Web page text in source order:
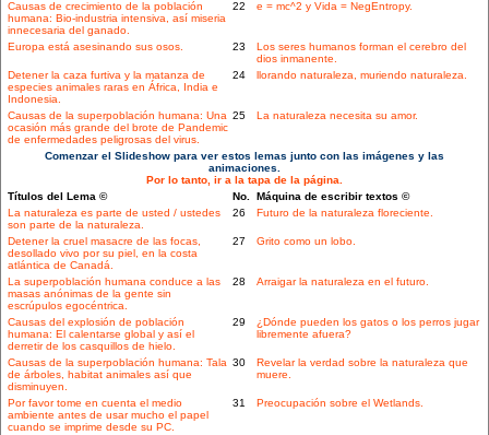
Causas de crecimiento de la población
humana: Bio-industria intensiva, así miseria
innecesaria del ganado.
22 e = mc^2 y Vida = NegEntropy.
Europa está asesinando sus osos. 23
Los seres humanos forman el cerebro del
dios inmanente.
Detener la caza furtiva y la matanza de
especies animales raras en África, India e
Indonesia.
24 llorando naturaleza, muriendo naturaleza.
Causas de la superpoblación humana: Una
ocasión más grande del brote de Pandemic
de enfermedades peligrosas del virus.
25 La naturaleza necesita su amor.
Comenzar el Slideshow para ver estos lemas junto con las imágenes y las
animaciones.
Por lo tanto, ir a la tapa de la página.
Títulos del Lema ©
No. Máquina de escribir textos ©
La naturaleza es parte de usted / ustedes
son parte de la naturaleza.
26 Futuro de la naturaleza floreciente.
Detener la cruel masacre de las focas,
desollado vivo por su piel, en la costa
atlántica de Canadá.
27 Grito como un lobo.
La superpoblación humana conduce a las
masas anónimas de la gente sin
escrúpulos egocéntrica.
28 Arraigar la naturaleza en el futuro.
Causas del explosión de población
humana: El calentarse global y así el
derretir de los casquillos de hielo.
29
¿Dónde pueden los gatos o los perros jugar
libremente afuera?
Causas de la superpoblación humana: Tala
de árboles, habitat animales así que
disminuyen.
30
Revelar la verdad sobre la naturaleza que
muere.
Por favor tome en cuenta el medio
ambiente antes de usar mucho el papel
cuando se imprime desde su PC.
31 Preocupación sobre el Wetlands.